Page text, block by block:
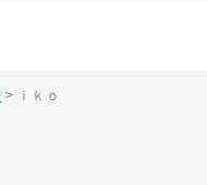
ｉｋｏ